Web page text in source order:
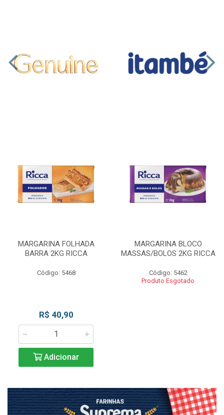
MARGARINA FOLHADA
BARRA 2KG RICCA
Código: 5468
R$ 40,90
Adicionar
MARGARINA BLOCO
MASSAS/BOLOS 2KG RICCA
Código: 5462
Produto Esgotado